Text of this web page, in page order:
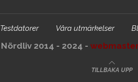
Testdatorer Våra utmärkelser
Nördliv 2014 - 2024 -
TILLBAKA UPP